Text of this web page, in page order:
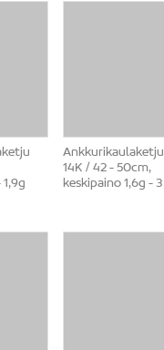
1,9g
Ankkurikaulaketju
14K / 42 - 50cm,
keskipaino 1,6g -